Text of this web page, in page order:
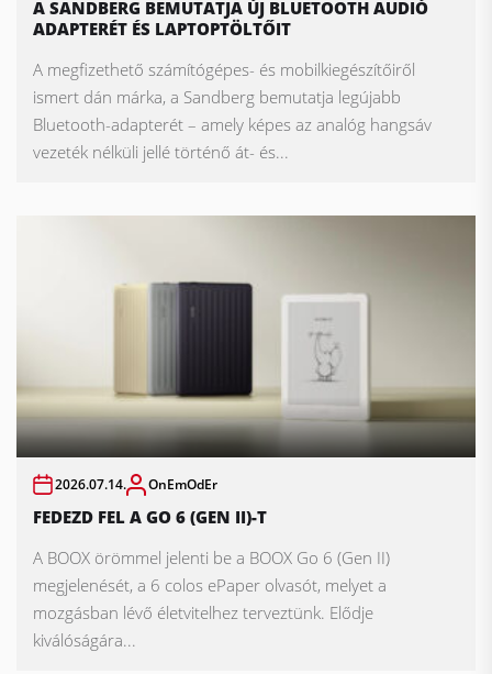
A SANDBERG BEMUTATJA ÚJ BLUETOOTH AUDIÓ
ADAPTERÉT ÉS LAPTOPTÖLTŐIT
A megfizethető számítógépes- és mobilkiegészítőiről
ismert dán márka, a Sandberg bemutatja legújabb
Bluetooth-adapterét – amely képes az analóg hangsáv
vezeték nélküli jellé történő át- és...
2026.07.14. OnEmOdEr
FEDEZD FEL A GO 6 (GEN II)-T
A BOOX örömmel jelenti be a BOOX Go 6 (Gen II)
megjelenését, a 6 colos ePaper olvasót, melyet a
mozgásban lévő életvitelhez terveztünk. Elődje
kiválóságára...